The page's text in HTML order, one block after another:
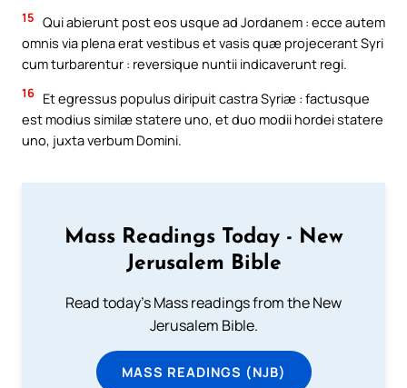
15 Qui abierunt post eos usque ad Jordanem : ecce autem
omnis via plena erat vestibus et vasis quæ projecerant Syri
cum turbarentur : reversique nuntii indicaverunt regi.
16 Et egressus populus diripuit castra Syriæ : factusque
est modius similæ statere uno, et duo modii hordei statere
uno, juxta verbum Domini.
Mass Readings Today - New
Jerusalem Bible
Read today's Mass readings from the New
Jerusalem Bible.
MASS READINGS (NJB)